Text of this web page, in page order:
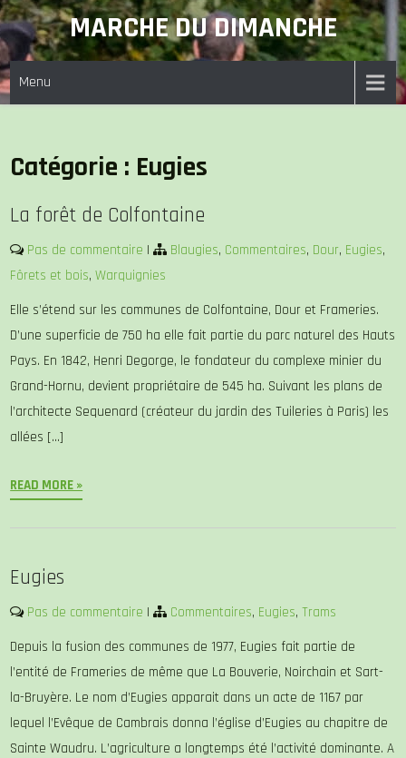
Skip
to
content
MARCHE DU DIMANCHE
Menu
Catégorie : Eugies
La forêt de Colfontaine
Pas de commentaire | Blaugies, Commentaires, Dour, Eugies,
Fôrets et bois,Warquignies
Elle s’étend sur les communes de Colfontaine, Dour et Frameries.
D’une superficie de 750 ha elle fait partie du parc naturel des Hauts
Pays. En 1842, Henri Degorge, le fondateur du complexe minier du
Grand-Hornu, devient propriétaire de 545 ha. Suivant les plans de
l’architecte Sequenard (créateur du jardin des Tuileries à Paris) les
allées […]
READ MORE »
Eugies
Pas de commentaire | Commentaires, Eugies,Trams
Depuis la fusion des communes de 1977, Eugies fait partie de
l’entité de Frameries de même que La Bouverie, Noirchain et Sart-
la-Bruyère. Le nom d’Eugies apparait dans un acte de 1167 par
lequel l’Evêque de Cambrais donna l’église d’Eugies au chapitre de
Sainte Waudru. L’agriculture a longtemps été l’activité dominante. A